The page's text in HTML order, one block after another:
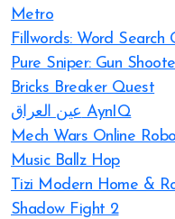
Metro
Fillwords: Word Search
Pure Sniper: Gun
Bricks Breaker Quest
عين العراق AynIQ
Mech Wars Online
Music Ballz Hop
Tizi Modern Home &
Shadow Fight 2